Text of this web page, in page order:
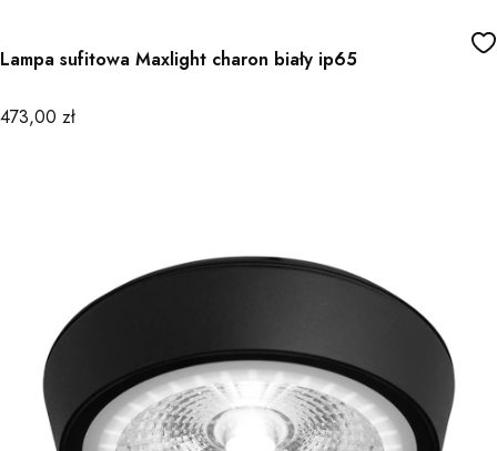
Lampa sufitowa Maxlight charon biały ip65
Cena
473,00 zł